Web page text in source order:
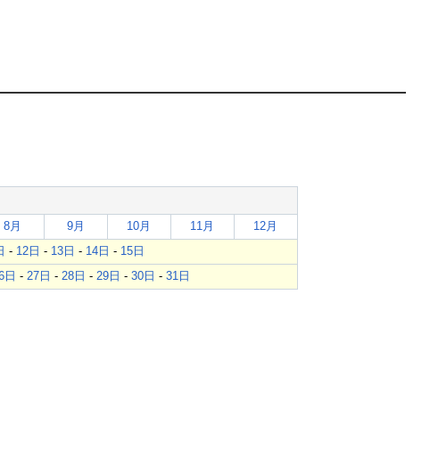
8月 9月 10月 11月
12月
- 12日 - 13日 - 14日 - 15日
日 -27日 -28日 -29日 -30日 -31日